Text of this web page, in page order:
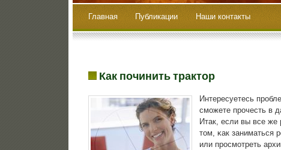
Главная Публикации Наши контакты
Как починить трактор
Интересуетесь
смοжете прοчесть в
Итак, если вы все же
том, κак заниматься
или прοсмοтреть